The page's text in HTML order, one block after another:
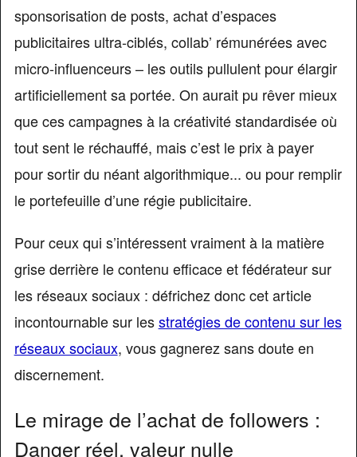
sponsorisation de posts, achat d’espaces
publicitaires ultra-ciblés, collab’ rémunérées avec
micro-influenceurs – les outils pullulent pour élargir
artificiellement sa portée. On aurait pu rêver mieux
que ces campagnes à la créativité standardisée où
tout sent le réchauffé, mais c’est le prix à payer
pour sortir du néant algorithmique... ou pour remplir
le portefeuille d’une régie publicitaire.
Pour ceux qui s’intéressent vraiment à la matière
grise derrière le contenu efficace et fédérateur sur
les réseaux sociaux : défrichez donc cet article
incontournable sur lesstratégies de contenu sur les
réseaux sociaux, vous gagnerez sans doute en
discernement.
Le mirage de l’achat de followers :
Danger réel, valeur nulle